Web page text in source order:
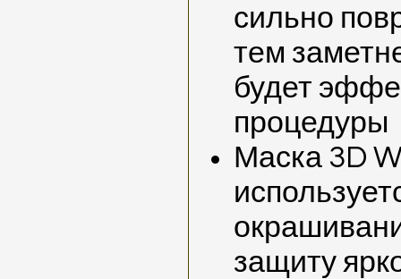
сильно
тем
будет
процедуры
Маска 3D
защиту